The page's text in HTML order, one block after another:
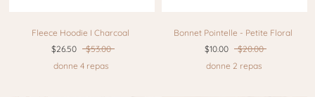
Fleece Hoodie I Charcoal
$26.50
$53.00
donne 4 repas
Bonnet Pointelle - Petite Floral
$10.00
$20.00
donne 2 repas